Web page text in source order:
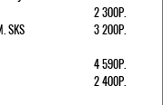
2 300Р.
SKS
3 200Р.
4 590Р.
2 400Р.